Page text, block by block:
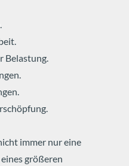
Belastung.
immer nur eine
eines größeren